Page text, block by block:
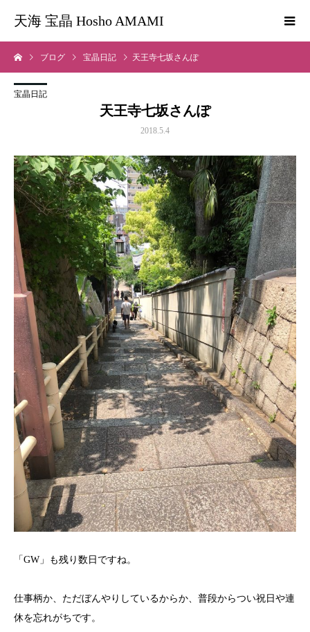
天海 宝晶 Hosho AMAMI
ブログ 宝晶日記 天王寺七坂さんぽ
宝晶日記
天王寺七坂さんぽ
2018.5.4
「GW」も残り数日ですね。
仕事柄か、ただぼんやりしているからか、普段からつい祝日や連
休を忘れがちです。